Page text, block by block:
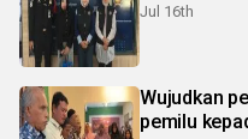
Jul 16th
Wujudkan
pemilu